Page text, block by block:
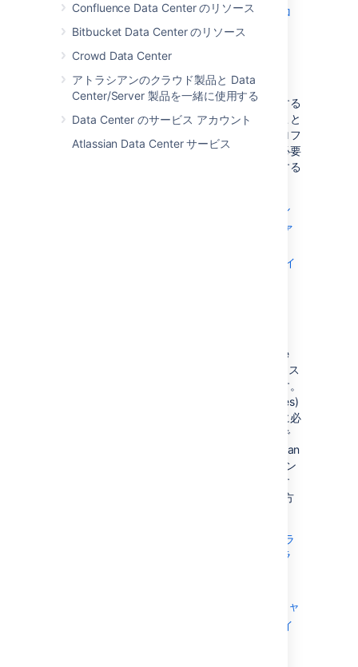
Confluence Data Center のリソース
Bitbucket Data Center のリソース
Crowd Data Center
アトラシアンのクラウド製品と Data
Center/Server 製品を一緒に使用する
Data Center のサービス アカウント
Atlassian Data Center サービス
アトラシアンがエンタープライズ デプロ
イメントの監視に使用している方法
サイジング
自身のインスタンスのパフォーマンスを調査する
場合、データのサイズと使用量を知っておくこと
が重要です。参考として、各製品の参照用プロフ
ァイルを用意しました。これらは、収集する必要
があるメトリックと、メトリックの値に対応する
Jira Data Center のサイズ プロファイル
Confluence Data Center の負荷プロファ
Bitbucket Data Center の負荷プロファイ
現在または予測されるデータと使用量が Large
または XLarge プロファイルの場合、インフラス
トラクチャを再評価することをおすすめします。
アトラシアンでは AWS (Amazon Web Services)
でさまざまな構成をテストし、インスタンスに必
要な環境の種類を確認しました。次のページで
は、"Large” および "XLarge" サイズの Atlassian
Data Center の負荷に対応するための AWS イン
フラストラクチャの推奨設定を提供しています
(これらの推奨設定の元になっているテストの方
Jira Data Center: AWS でのエンタープラ
イズ インスタンスの推奨インフラストラ
インスタンスの推奨インフラストラクチャ
AWS でのエンタープライズ Bitbucket イ